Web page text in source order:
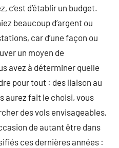
c’est d’établir un budget.
beaucoup d’argent ou
car d’une façon ou
un moyen de
avez à déterminer quelle
pour tout : des liaison au
aurez fait le choisi, vous
des vols envisageables,
de autant être dans
ces dernières années :